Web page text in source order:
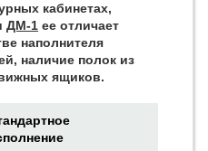
кабинетах,
ДМ-1 ее отличает
наполнителя
наличие полок из
ящиков.